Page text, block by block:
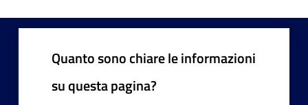
Quanto sono chiare le informazioni
su questa pagina?